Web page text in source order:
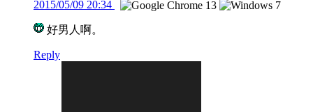
2015/05/09 20:34
好男人啊。
Reply